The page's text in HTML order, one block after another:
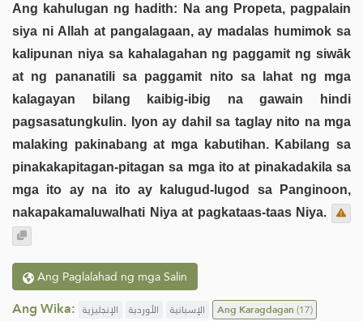
Ang kahulugan ng hadith: Na ang Propeta, pagpalain
siya ni Allah at pangalagaan, ay madalas humimok sa
kalipunan niya sa kahalagahan ng paggamit ng siwāk
at ng pananatili sa paggamit nito sa lahat ng mga
kalagayan bilang kaibig-ibig na gawain hindi
pagsasatungkulin. Iyon ay dahil sa taglay nito na mga
malaking pakinabang at mga kabutihan. Kabilang sa
pinakakapitagan-pitagan sa mga ito at pinakadakila sa
mga ito ay na ito ay kalugud-lugod sa Panginoon,
nakapakamaluwalhati Niya at pagkataas-taas Niya.
Ang Paglalahad ng mga Salin
Ang Wika: الإنجليزية الأوردية الإسبانية Ang Karagdagan(17)